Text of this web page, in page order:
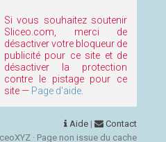
Si vous souhaitez soutenir
Sliceo.com, merci de
désactiver votre bloqueur de
publicité pour ce site et de
désactiver la protection
contre le pistage pour ce
site — Page d'aide
Aide |
Contact
· Page non issue du cache